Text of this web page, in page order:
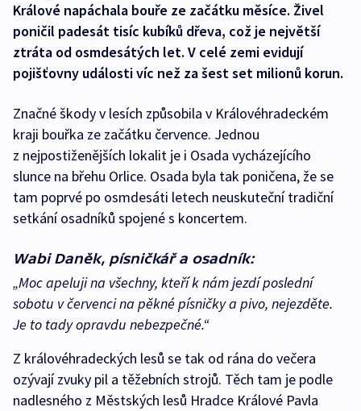
Králové napáchala bouře ze začátku měsíce. Živel
poničil padesát tisíc kubíků dřeva, což je největší
ztráta od osmdesátých let. V celé zemi evidují
pojišťovny události víc než za šest set milionů korun.
Značné škody v lesích způsobila v Královéhradeckém
kraji bouřka ze začátku července. Jednou
z nejpostiženějších lokalit je i Osada vycházejícího
slunce na břehu Orlice. Osada byla tak poničena, že se
tam poprvé po osmdesáti letech neuskuteční tradiční
setkání osadníků spojené s koncertem.
Wabi Daněk, písničkář a osadník:
„Moc apeluji na všechny, kteří k nám jezdí poslední
sobotu v červenci na pěkné písničky a pivo, nejezděte.
Je to tady opravdu nebezpečné.“
Z královéhradeckých lesů se tak od rána do večera
ozývají zvuky pil a těžebních strojů. Těch tam je podle
nadlesného z Městských lesů Hradce Králové Pavla